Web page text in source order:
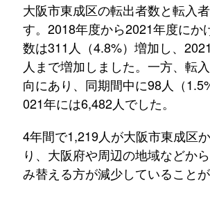
大阪市東成区の転出者数と転入
す。2018年度から2021年度にか
数は311人（4.8%）増加し、
人まで増加しました。一方、転
向にあり、同期間中に98人（
021年には6,482人でした。
4年間で1,219人が大阪市東成区
り、大阪府や周辺の地域などか
み替える方が減少していることが